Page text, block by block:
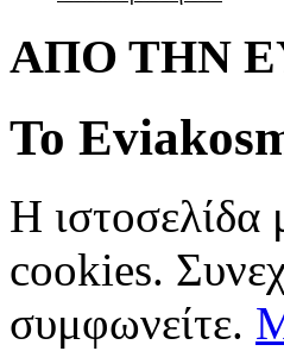
ΑΠΟ ΤΗΝ
Το
Η ιστοσελίδα
cookies.
συμφωνείτε.